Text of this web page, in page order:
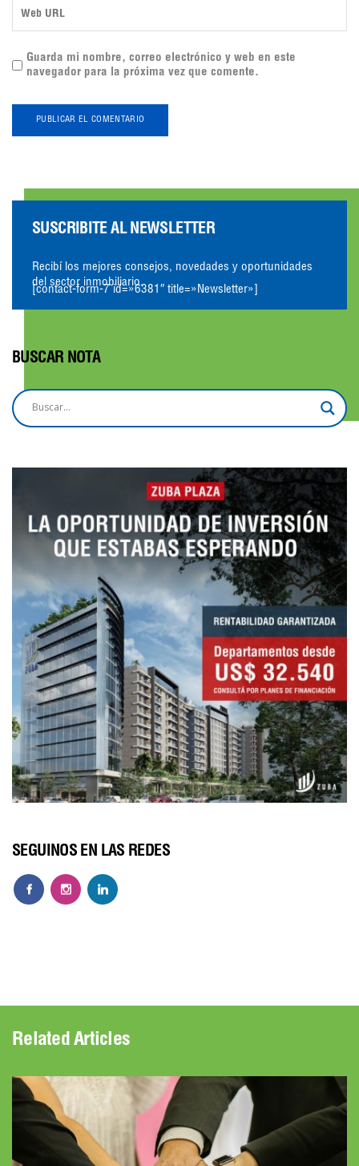
Guarda mi nombre, correo electrónico y web en este
navegador para la próxima vez que comente.
SUSCRIBITE AL NEWSLETTER
Recibí los mejores consejos, novedades y oportunidades
del sector inmobiliario.
[contact-form-7 id=»6381″ title=»Newsletter»]
BUSCAR NOTA
SEGUINOS EN LAS REDES
Related Articles